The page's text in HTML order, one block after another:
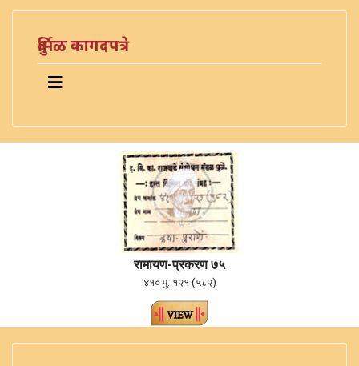
दुर्मिळ कागदपत्रे
रामायण-प्रकरण ७५
४१० पु. १२१ (५८२)